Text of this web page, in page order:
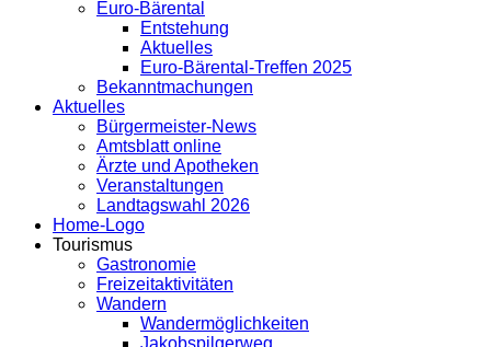
Euro-Bärental
Entstehung
Aktuelles
Euro-Bärental-Treffen 2025
Bekanntmachungen
Aktuelles
Bürgermeister-News
Amtsblatt online
Ärzte und Apotheken
Veranstaltungen
Landtagswahl 2026
Home-Logo
Tourismus
Gastronomie
Freizeitaktivitäten
Wandern
Wandermöglichkeiten
Jakobspilgerweg